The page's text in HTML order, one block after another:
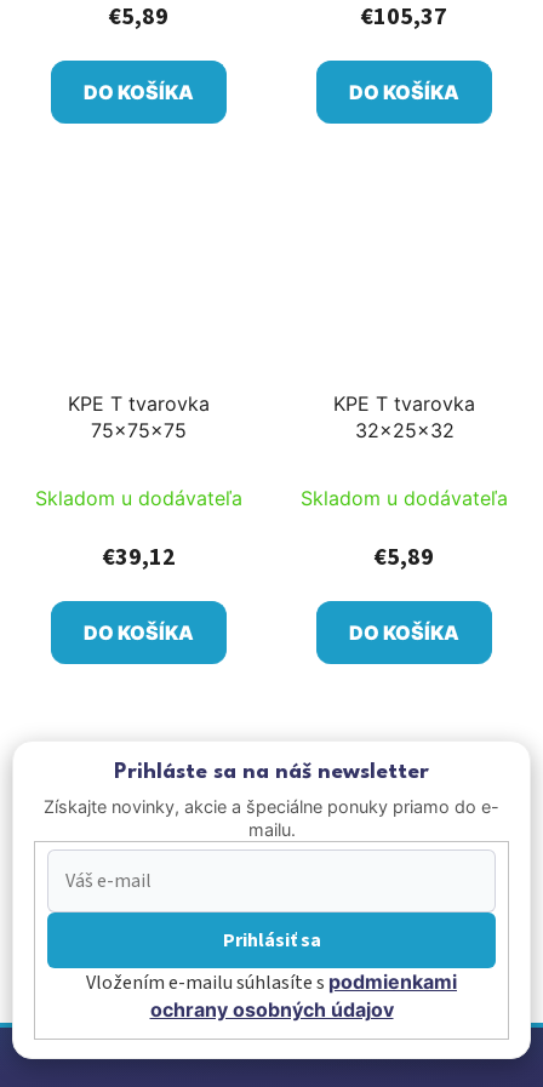
€5,89
DO KOŠÍKA
€105,37
DO KOŠÍKA
KPE T tvarovka
75x75x75
Skladom u dodávateľa
€39,12
DO KOŠÍKA
KPE T tvarovka
32x25x32
Skladom u dodávateľa
€5,89
DO KOŠÍKA
Prihláste sa na náš newsletter
Získajte novinky, akcie a špeciálne ponuky priamo do e-
mailu.
Prihlásiť sa
Vložením e-mailu súhlasíte s podmienkami
ochrany osobných údajov
Z